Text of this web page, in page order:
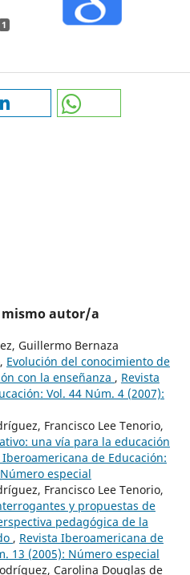
1
mismo autor/a
Guillermo Bernaza
Evolución del conocimiento de
con la enseñanza , Revista
Vol. 44 Núm. 4 (2007):
Francisco Lee Tenorio,
una vía para la educación
Iberoamericana de Educación:
especial
Francisco Lee Tenorio,
y propuestas de
pedagógica de la
, Revista Iberoamericana de
13 (2005): Número especial
Carolina Douglas de